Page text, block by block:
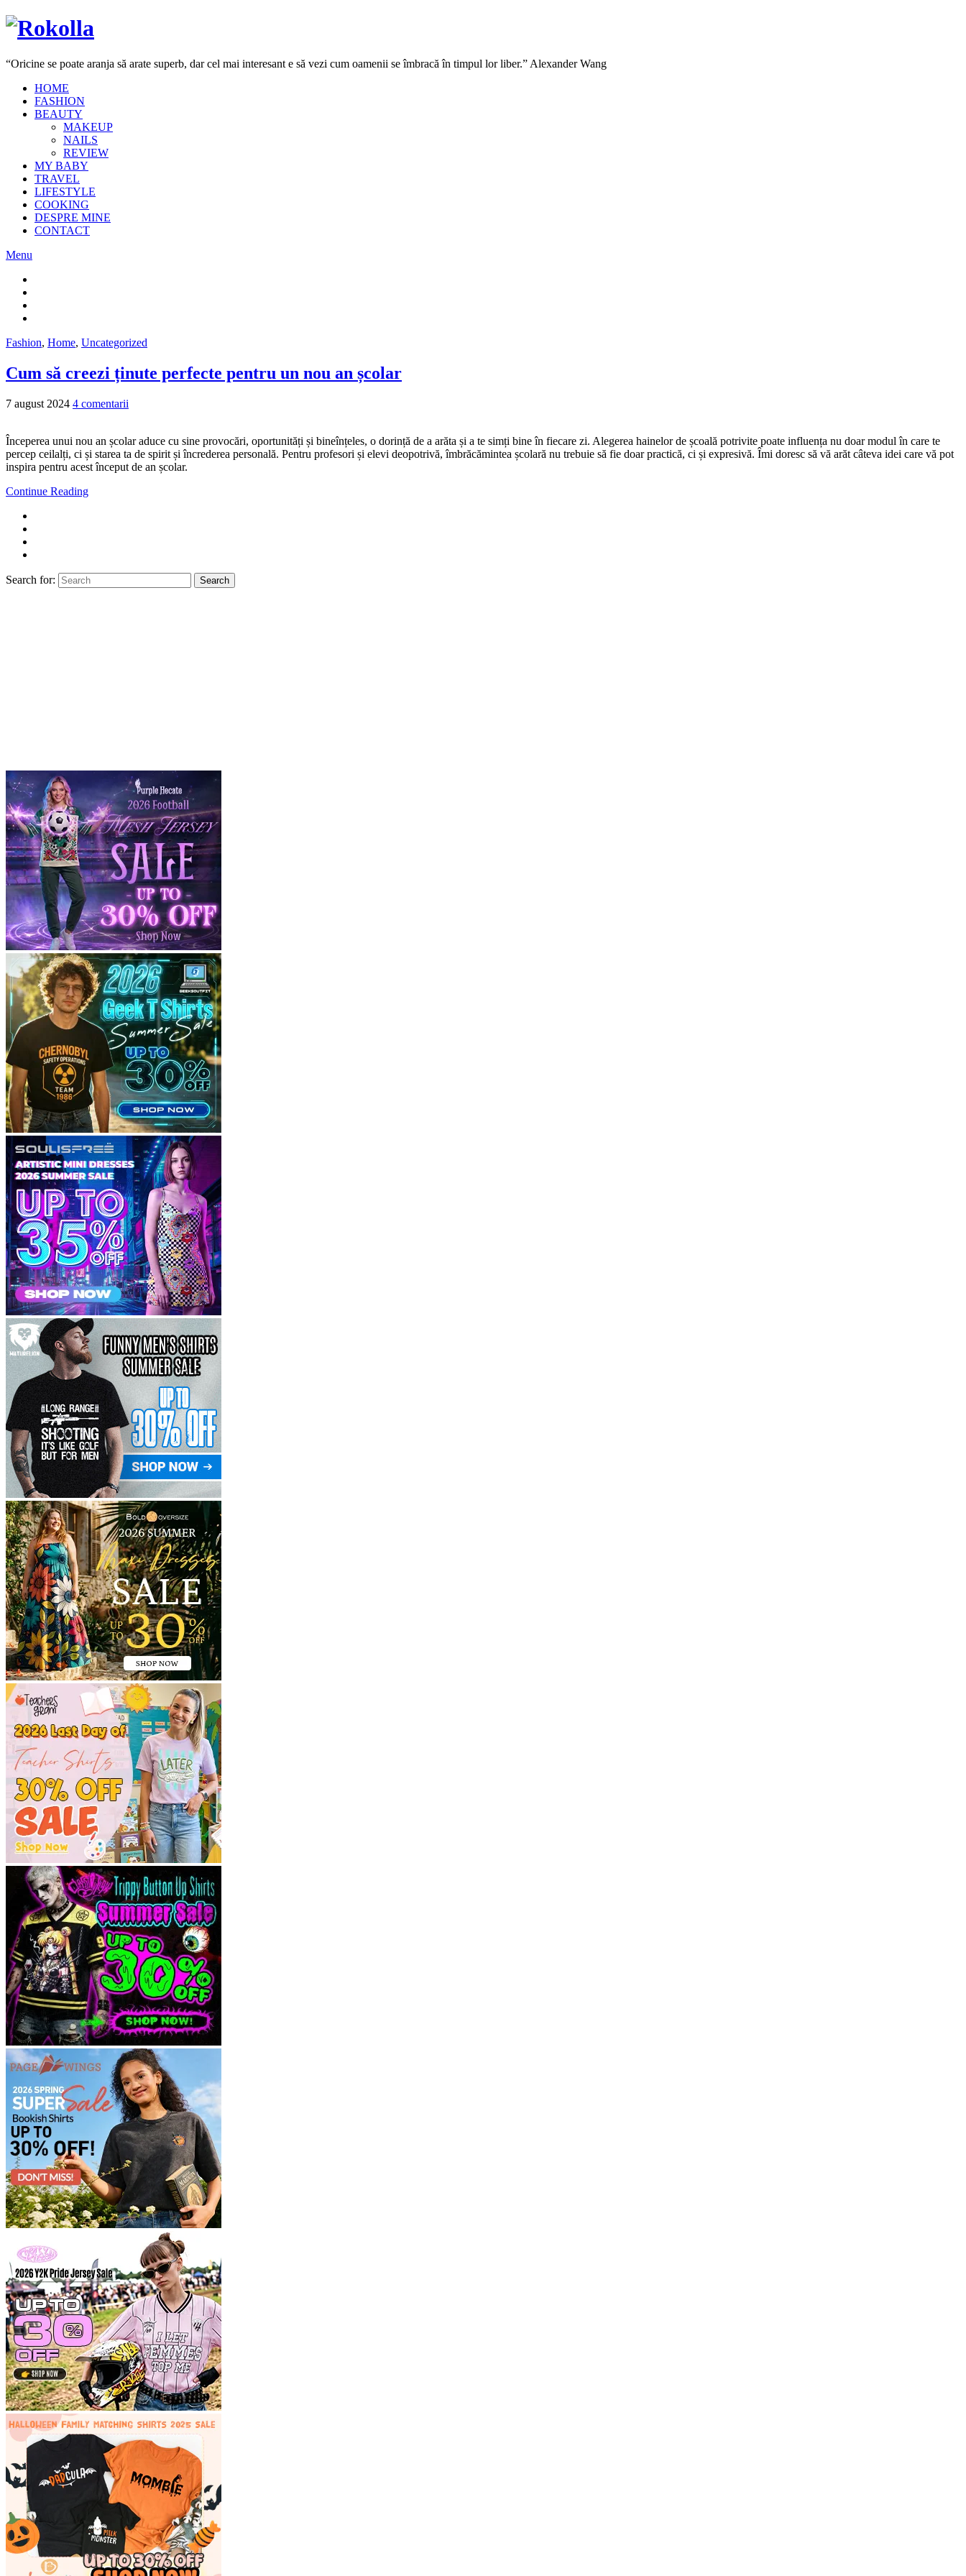
“Oricine se poate aranja să arate superb, dar cel mai interesant e să vezi cum oamenii se îmbracă în timpul lor liber.” Alexander Wang
HOME
FASHION
BEAUTY
MAKEUP
NAILS
REVIEW
MY BABY
TRAVEL
LIFESTYLE
COOKING
DESPRE MINE
CONTACT
Menu
Fashion, Home, Uncategorized
Cum să creezi ținute perfecte pentru un nou an școlar
7 august 2024 4 comentarii
Începerea unui nou an școlar aduce cu sine provocări, oportunități și bineînțeles, o dorință de a arăta și a te simți bine în fiecare zi. Alegerea hainelor de școală potrivite poate influența nu doar modul în care te
percep ceilalți, ci și starea ta de spirit și încrederea personală. Pentru profesori și elevi deopotrivă, îmbrăcămintea școlară nu trebuie să fie doar practică, ci și expresivă. Îmi doresc să vă arăt câteva idei care vă pot
inspira pentru acest început de an școlar.
Continue Reading
Search for: Search